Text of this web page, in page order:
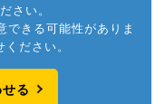
さい。
できる可能性がありま
ださい。
る